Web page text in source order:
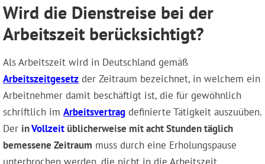
Wird die Dienstreise bei der
Arbeitszeit berücksichtigt?
Als Arbeitszeit wird in Deutschland gemäß
Arbeitszeitgesetz der Zeitraum bezeichnet, in welchem ein
Arbeitnehmer damit beschäftigt ist, die für gewöhnlich
schriftlich im Arbeitsvertrag definierte Tätigkeit auszuüben.
Der inVollzeit üblicherweise mit acht Stunden täglich
bemessene Zeitraum muss durch eine Erholungspause